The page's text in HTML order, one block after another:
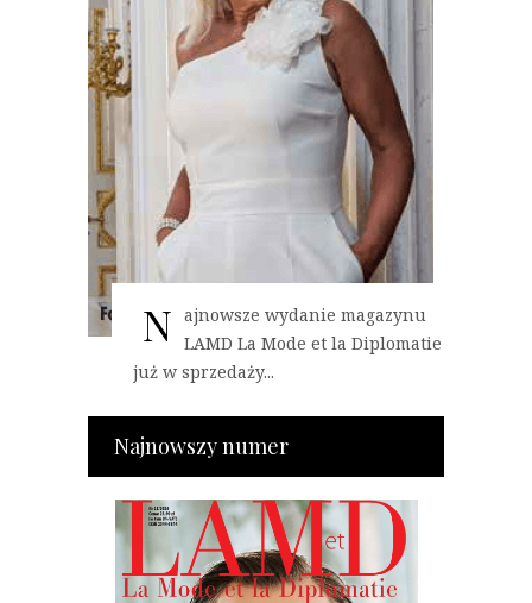
N ajnowsze wydanie magazynu
LAMD La Mode et la Diplomatie
już w sprzedaży...
Najnowszy numer